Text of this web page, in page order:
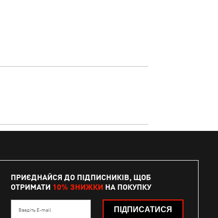
ПРИЄДНАЙСЯ ДО ПІДПИСНИКІВ, ЩОБ
ОТРИМАТИ 10% ЗНИЖКИ НА ПОКУПКУ
Введіть E-mail ПІДПИСАТИСЯ